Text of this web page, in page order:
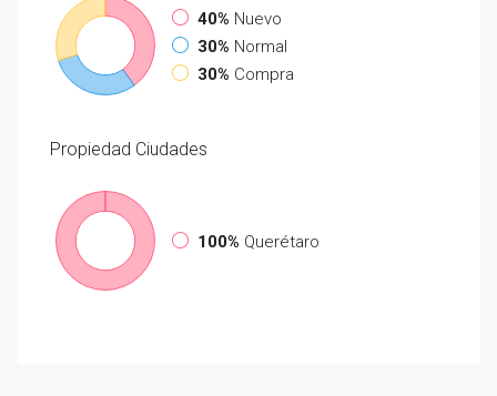
40% Nuevo
30% Normal
30% Compra
Propiedad Ciudades
100% Querétaro